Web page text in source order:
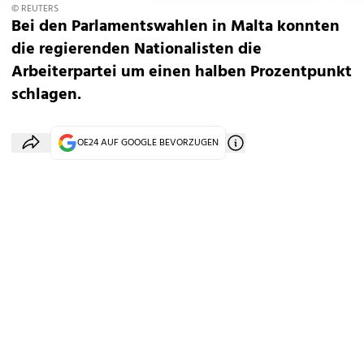
© REUTERS
Bei den Parlamentswahlen in Malta konnten
die regierenden Nationalisten die
Arbeiterpartei um einen halben Prozentpunkt
schlagen.
OE24 AUF GOOGLE BEVORZUGEN